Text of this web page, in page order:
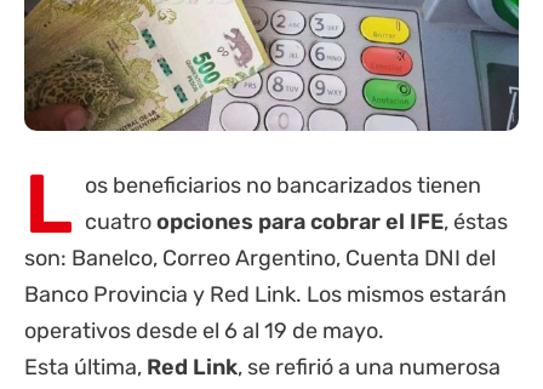
L os beneficiarios no bancarizados tienen
cuatroopciones para cobrar el IFE, éstas
son: Banelco, Correo Argentino, Cuenta DNI del
Banco Provincia y Red Link. Los mismos estarán
operativos desde el 6 al 19 de mayo.
Esta última, Red Link, se refirió a una numerosa